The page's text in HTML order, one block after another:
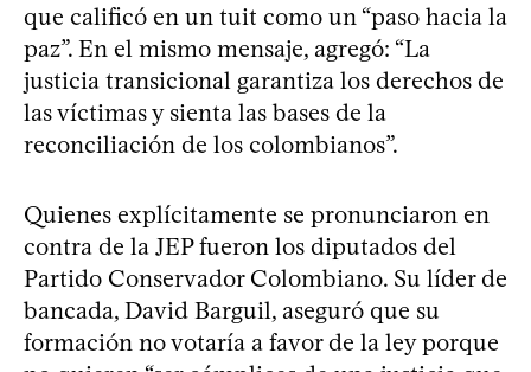
que calificó en un tuit como un “paso hacia la
paz”. En el mismo mensaje, agregó: “La
justicia transicional garantiza los derechos de
las víctimas y sienta las bases de la
reconciliación de los colombianos”.
Quienes explícitamente se pronunciaron en
contra de la JEP fueron los diputados del
Partido Conservador Colombiano. Su líder de
bancada, David Barguil, aseguró que su
formación no votaría a favor de la ley porque